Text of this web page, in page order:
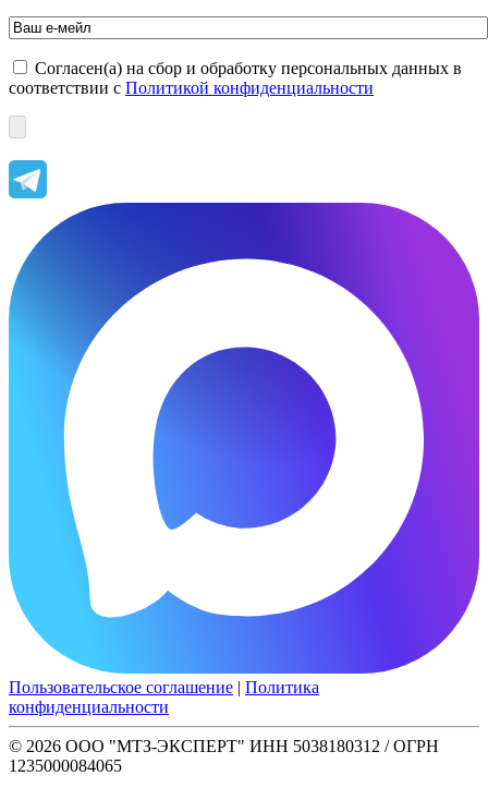
Согласен(а) на сбор и обработку персональных данных в
соответствии с Политикой конфиденциальности
Пользовательское соглашение | Политика
конфиденциальности
© 2026 ООО "МТЗ-ЭКСПЕРТ" ИНН 5038180312 / ОГРН
1235000084065